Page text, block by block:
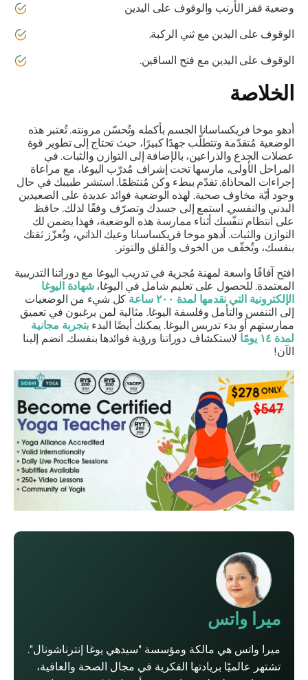
وضعية قفز الأرنب والوقوف على اليدين
الوقوف على اليدين مع ثني الركبة.
الوقوف على اليدين مع فتح الساقين.
الخلاصة
أدهو موخا فريكساساناالجسم بأكمله وتُحسّن مرونته. تُعتبر هذه
الوضعية مُتقدّمة وتتطلّب جهدًا كبيرًا، حيث تحتاج إلى تطوير قوة
عضلات الجذع والذراعين، بالإضافة إلى التوازن والثبات. في
المراحل الأولى، مارسها تحت إشراف مُدرّب اليوغا، مع مراعاة
إجراءات المحاذاة. تقدّم ببطء وكن مُنتظمًا. استشر طبيبك في حال
وجود أيّة مخاوف صحية. لهذه الوضعية فوائد عديدة على الصعيدين
البدني والنفسي. استمع إلى جسدك وتصرّف وفقًا لذلك. حافظ
على انتظام تنفّسك أثناء ممارسة هذه الوضعية، فهذا يضمن لك
التوازن والثبات.أدهو موخا فريكساساناوعيك الذاتي، وتُعزّز ثقتك
بنفسك، وتُخفّف من الخوف والقلق والتوتر.
افتح آفاقًا واسعة لمهنة مُجزية في تدريب اليوغا مع دوراتنا التدريبية
المعتمدة. للحصول على تعليم شامل في اليوغا،شهادة اليوغا
الإلكترونية التي نقدمها لمدة ٢٠٠ ساعة
كل شيء من الوضعيات
إلى التنفس والتأمل وفلسفة اليوغا. مثالية لمن يرغبون في تعميق
ممارستهم أو بدء تدريس اليوغا. يمكنك أيضًا البدءبتجربة مجانية
لمدة ١٤ يومًا
لاستكشاف دوراتنا ورؤية فوائدها بنفسك. انضم إلينا
الآن!
ميرا واتس
ميرا واتس هي مالكة ومؤسسة "سيدهي يوغا إنترناشونال".
تشتهر عالميًا بريادتها الفكرية في مجال الصحة والعافية،